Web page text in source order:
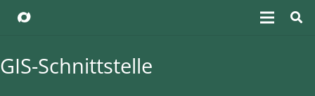
GIS-Schnittstelle